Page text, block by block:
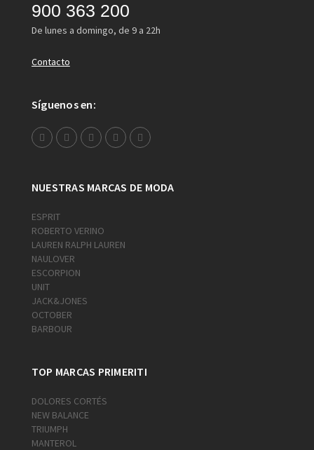
900 363 200
De lunes a domingo, de 9 a 22h
Contacto
Síguenos en:
NUESTRAS MARCAS DE MODA
ESPRIT
ROBERTO VERINO
LAUREN RALPH LAUREN
NAULOVER
ESCORPION
UNIT
JACK&JONES
OCTOBER
BARBOUR
TOP MARCAS PRIMERITI
DOLORES CORTÉS
NEW BALANCE
TRIUMPH
MANTEROL